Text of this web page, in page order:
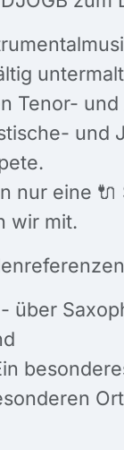
Tenor-
und
nur eine
wir mit.
über